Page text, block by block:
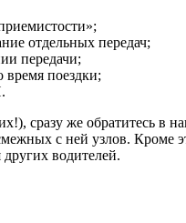
отдельных передач;
передачи;
время поездки;
сразу же обратитесь в
с ней узлов. Кроме
других водителей.